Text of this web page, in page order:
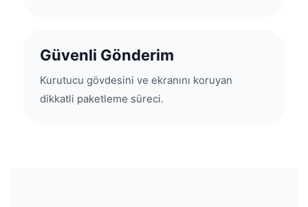
Güvenli Gönderim
Kurutucu gövdesini ve ekranını koruyan
dikkatli paketleme süreci.